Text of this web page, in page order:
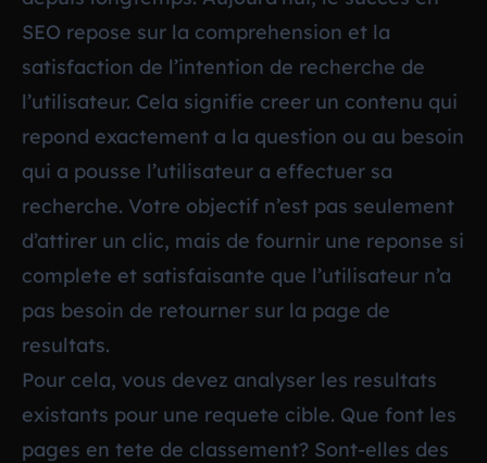
SEO repose sur la comprehension et la
satisfaction de l’intention de recherche de
l’utilisateur. Cela signifie creer un contenu qui
repond exactement a la question ou au besoin
qui a pousse l’utilisateur a effectuer sa
recherche. Votre objectif n’est pas seulement
d’attirer un clic, mais de fournir une reponse si
complete et satisfaisante que l’utilisateur n’a
pas besoin de retourner sur la page de
resultats.
Pour cela, vous devez analyser les resultats
existants pour une requete cible. Que font les
pages en tete de classement? Sont-elles des